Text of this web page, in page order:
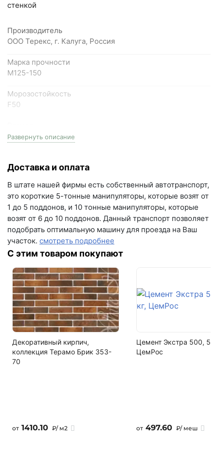
Написать на почту
Самарская область, Волжский район, село
Преображенка, улица Ленинская, 75 (вывеска "Мир
пн-пт с 9:00 до 18:00, сб с 10:00 до 16:00
+7 (846) 215-18-18
Написать в Telegram
Написать на почту
г.Самара, ул. Садовая, дом 199, помещение Н8
(вывеска "Мир кирпича")
пн-пт с 9:00 до 18:00
+7 (846) 215-16-16
+7 (993) 993-77-22
Написать в МАКС
Написать в Telegram
Написать на почту
стенкой
Производитель
ООО Терекс, г. Калуга, Россия
Марка прочности
М125-150
Морозостойкость
F50
одинарный, (1НФ), 250мм длина * 120мм ширина *
Фактор НФ
Вес
2.85 кг
На поддоне
480 шт
7-10%
Пустотность
35%
Цвет
Фактура
7680 шт
Развернуть описание
Доставка и оплата
В штате нашей фирмы есть собственный автотранспорт,
это короткие 5-тонные манипуляторы, которые возят от
1 до 5 поддонов, и 10 тонные манипуляторы, которые
возят от 6 до 10 поддонов. Данный транспорт позволяет
подобрать оптимальную машину для проезда на Ваш
участок. смотреть подробнее
С этим товаром покупают
Декоративный кирпич,
коллекция Терамо Брик 353-
70
от 1410.10 ₽/ м2
Цемент Экстра 500, 50
ЦемРос
от 497.60 ₽/ меш